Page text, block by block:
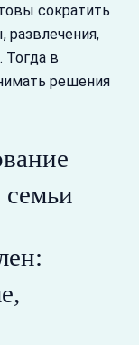
сократить
Тогда в
решения
семьи